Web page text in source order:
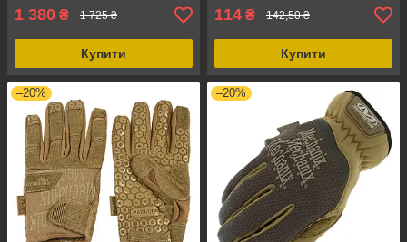
1 380 ₴ 1 725 ₴
Купити
114 ₴ 142,50 ₴
Купити
–20% –20%